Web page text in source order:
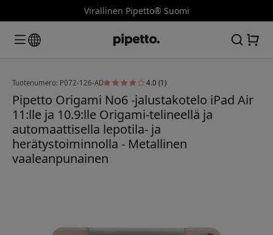
Virallinen Pipetto® Suomi
Tuotenumero: P072-126-AD 4.0 (1)
Pipetto Origami No6 -jalustakotelo iPad Air
11:lle ja 10.9:lle Origami-telineellä ja
automaattisella lepotila- ja
herätystoiminnolla - Metallinen
vaaleanpunainen